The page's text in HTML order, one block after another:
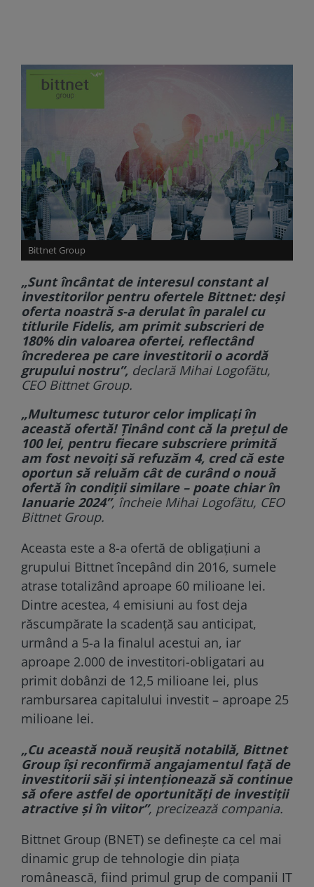
Bittnet Group
„Sunt încântat de interesul constant al
investitorilor pentru ofertele Bittnet: deşi
oferta noastră s-a derulat în paralel cu
titlurile Fidelis, am primit subscrieri de
180% din valoarea ofertei, reflectând
încrederea pe care investitorii o acordă
grupului nostru”, declară Mihai Logofătu,
CEO Bittnet Group.
„Multumesc tuturor celor implicaţi în
această ofertă! Ţinând cont că la preţul de
100 lei, pentru fiecare subscriere primită
am fost nevoiţi să refuzăm 4, cred că este
oportun să reluăm cât de curând o nouă
ofertă în condiţii similare – poate chiar în
Ianuarie 2024”, încheie Mihai Logofătu, CEO
Bittnet Group.
Aceasta este a 8-a ofertă de obligaţiuni a
grupului Bittnet începând din 2016, sumele
atrase totalizând aproape 60 milioane lei.
Dintre acestea, 4 emisiuni au fost deja
răscumpărate la scadenţă sau anticipat,
urmând a 5-a la finalul acestui an, iar
aproape 2.000 de investitori-obligatari au
primit dobânzi de 12,5 milioane lei, plus
rambursarea capitalului investit – aproape 25
milioane lei.
„Cu această nouă reuşită notabilă, Bittnet
Group îşi reconfirmă angajamentul faţă de
investitorii săi şi intenţionează să continue
să ofere astfel de oportunităţi de investiţii
atractive şi în viitor”, precizează compania.
Bittnet Group (BNET) se defineşte ca cel mai
dinamic grup de tehnologie din piaţa
românească, fiind primul grup de companii IT